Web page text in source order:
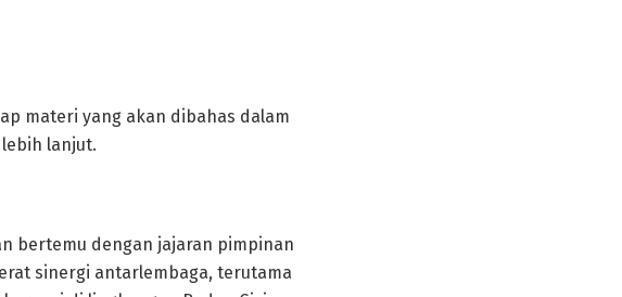
materi yang akan dibahas dalam
lanjut.
bertemu dengan jajaran pimpinan
sinergi antarlembaga, terutama